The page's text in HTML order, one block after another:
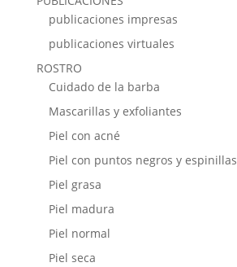
publicaciones impresas
publicaciones virtuales
ROSTRO
Cuidado de la barba
Mascarillas y exfoliantes
Piel con acné
Piel con puntos negros y espinillas
Piel grasa
Piel madura
Piel normal
Piel seca